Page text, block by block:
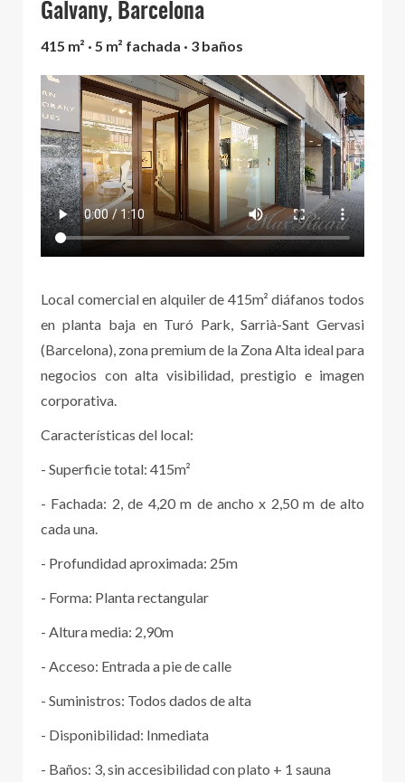
Galvany, Barcelona
415 m² · 5 m² fachada · 3 baños
Local comercial en alquiler de 415m² diáfanos todos
en planta baja en Turó Park, Sarrià-Sant Gervasi
(Barcelona), zona premium de la Zona Alta ideal para
negocios con alta visibilidad, prestigio e imagen
corporativa.
Características del local:
- Superficie total: 415m²
- Fachada: 2, de 4,20 m de ancho x 2,50 m de alto
cada una.
- Profundidad aproximada: 25m
- Forma: Planta rectangular
- Altura media: 2,90m
- Acceso: Entrada a pie de calle
- Suministros: Todos dados de alta
- Disponibilidad: Inmediata
- Baños: 3, sin accesibilidad con plato + 1 sauna